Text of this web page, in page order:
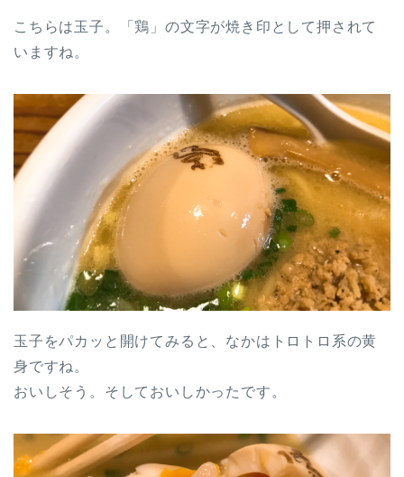
こちらは玉子。「鶏」の文字が焼き印として押されて
いますね。
玉子をパカッと開けてみると、なかはトロトロ系の黄
身ですね。
おいしそう。そしておいしかったです。